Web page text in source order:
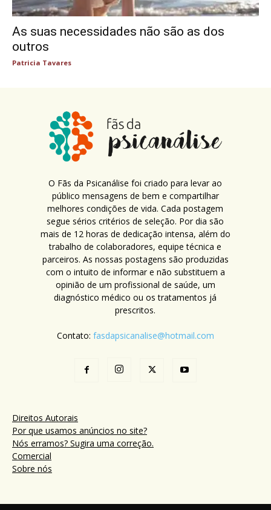
As suas necessidades não são as dos
outros
Patricia Tavares
O Fãs da Psicanálise foi criado para levar ao
público mensagens de bem e compartilhar
melhores condições de vida. Cada postagem
segue sérios critérios de seleção. Por dia são
mais de 12 horas de dedicação intensa, além do
trabalho de colaboradores, equipe técnica e
parceiros. As nossas postagens são produzidas
com o intuito de informar e não substituem a
opinião de um profissional de saúde, um
diagnóstico médico ou os tratamentos já
prescritos.
Contato: fasdapsicanalise@hotmail.com
Direitos Autorais
Por que usamos anúncios no site?
Nós erramos? Sugira uma correção.
Comercial
Sobre nós